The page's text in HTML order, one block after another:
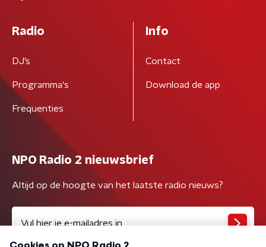
Radio
DJ’s
Programma's
Frequenties
Info
Contact
Download de app
NPO Radio 2 nieuwsbrief
Altijd op de hoogte van het laatste radio nieuws?